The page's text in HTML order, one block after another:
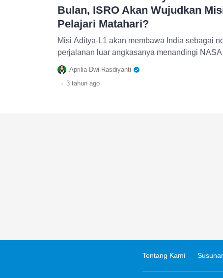
Bulan, ISRO Akan Wujudkan
Pelajari Matahari?
Misi Aditya-L1 akan membawa India sebagai
perjalanan luar angkasanya menandingi
Aprilia Dwi Rasdiyanti
. 3 tahun ago
Tentang Kami